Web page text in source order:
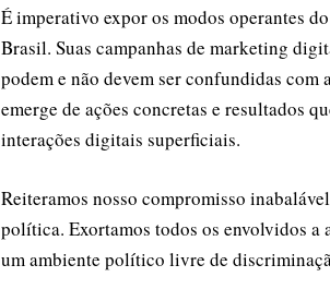
É imperativo expor os modos operantes
Brasil. Suas campanhas de marketing
podem e não devem ser confundidas
emerge de ações concretas e resultados
interações digitais superficiais.
Reiteramos nosso compromisso
política. Exortamos todos os envolvidos a
um ambiente político livre de